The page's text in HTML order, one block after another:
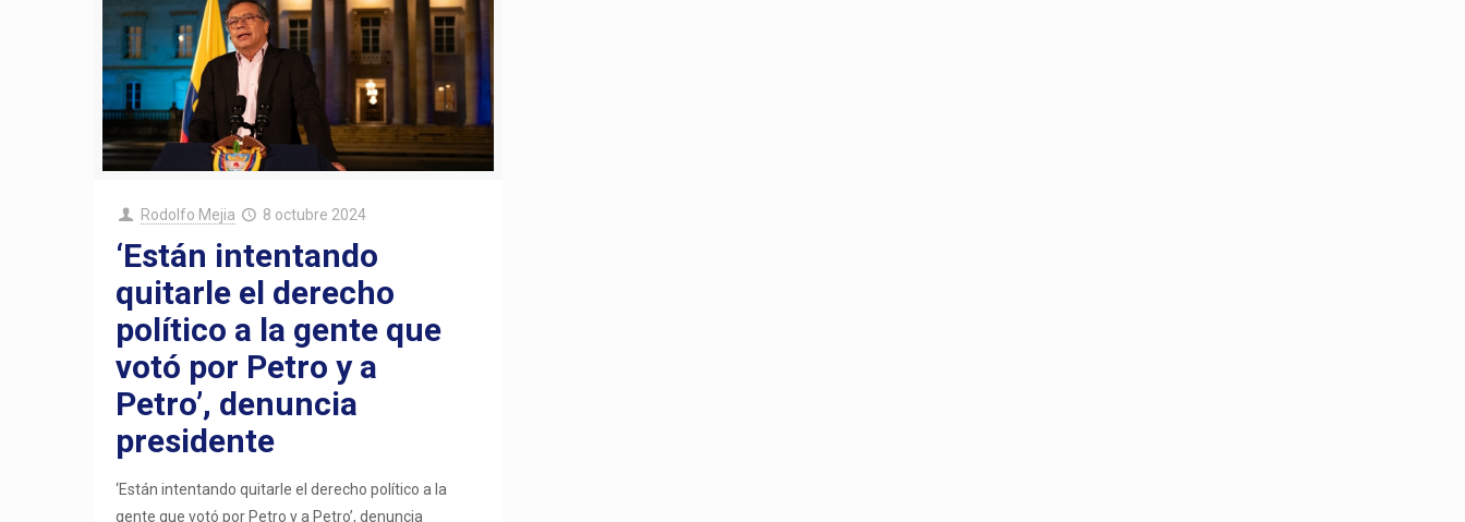
Rodolfo Mejia 8 octubre 2024
‘Están intentando
quitarle el derecho
político a la gente que
votó por Petro y a
Petro’, denuncia
presidente
‘Están intentando quitarle el derecho político a la
gente que votó por Petro y a Petro’, denuncia